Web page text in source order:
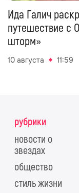
Ида Галич
путешествие с
шторм»
10 августа 11:59
рубрики
новости о
звездах
общество
стиль жизни